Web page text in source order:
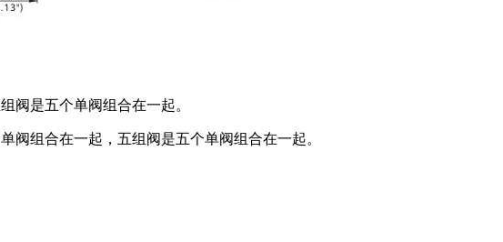
阀是五个单阀组合在一起。
阀组合在一起，五组阀是五个单阀组合在一起。